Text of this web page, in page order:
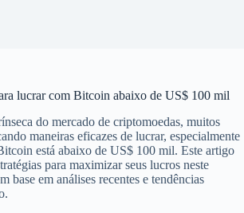
lucrar com Bitcoin abaixo de US$ 100 mil
do mercado de criptomoedas, muitos
maneiras eficazes de lucrar, especialmente
está abaixo de US$ 100 mil. Este artigo
para maximizar seus lucros neste
base em análises recentes e tendências